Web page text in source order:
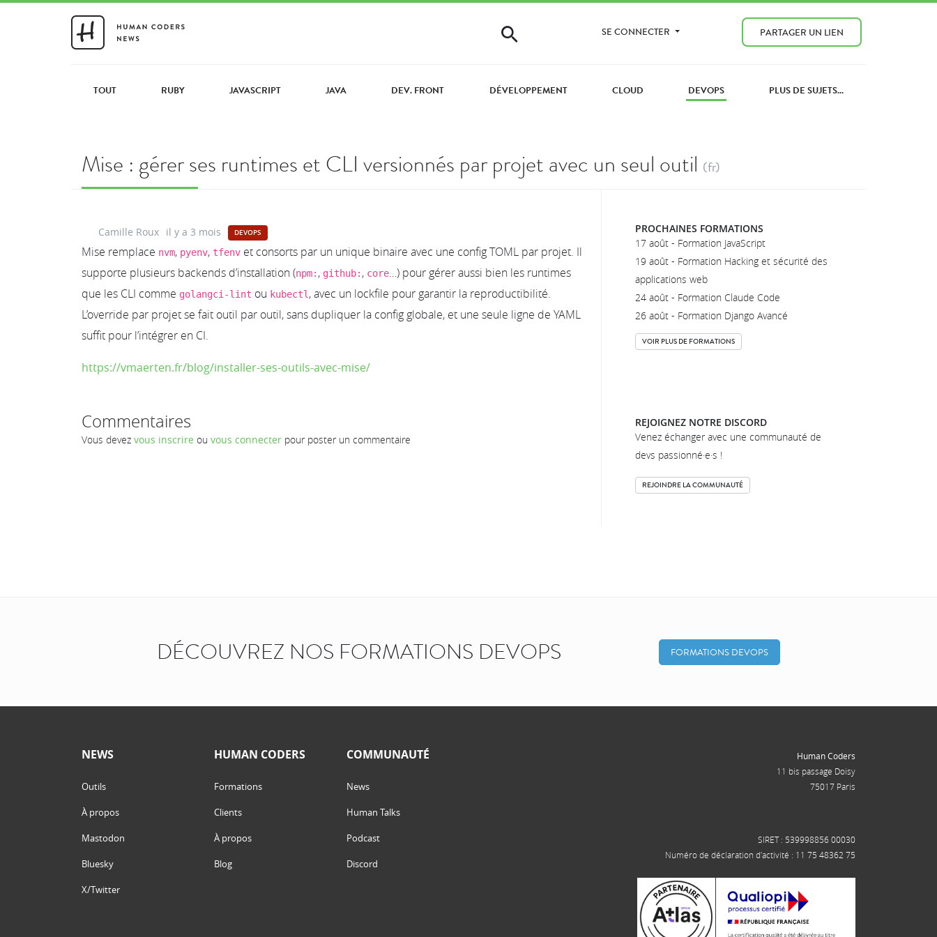
SE CONNECTER PARTAGER UN LIEN
TOUT RUBY JAVASCRIPT JAVA DEV. FRONT DÉVELOPPEMENT CLOUD DEVOPS PLUS DE SUJETS...
Mise : gérer ses runtimes et CLI versionnés par projet avec un seul outil (fr)
Camille Roux il y a 3 mois DEVOPS
Mise remplace nvm, pyenv, tfenv et consorts par un unique binaire avec une config TOML par projet. Il
supporte plusieurs backends d’installation (npm: , github: , core…) pour gérer aussi bien les runtimes
que les CLI comme golangci-lint ou kubectl , avec un lockfile pour garantir la reproductibilité.
L’override par projet se fait outil par outil, sans dupliquer la config globale, et une seule ligne de YAML
suffit pour l’intégrer en CI.
https://vmaerten.fr/blog/installer-ses-outils-avec-mise/
Commentaires
Vous devez vous inscrire ou vous connecter pour poster un commentaire
PROCHAINES FORMATIONS
17 août - Formation JavaScript
19 août - Formation Hacking et sécurité des
applications web
24 août - Formation Claude Code
26 août - Formation Django Avancé
VOIR PLUS DE FORMATIONS
REJOIGNEZ NOTRE DISCORD
Venez échanger avec une communauté de
devs passionné·e·s !
REJOINDRE LA COMMUNAUTÉ
DÉCOUVREZ NOS FORMATIONS DEVOPS FORMATIONS DEVOPS
NEWS
Outils
À propos
Mastodon
Bluesky
X/Twitter
HUMAN CODERS
Formations
Clients
À propos
Blog
COMMUNAUTÉ
News
Human Talks
Podcast
Discord
Human Coders
11 bis passage Doisy
75017 Paris
SIRET : 539998856 00030
Numéro de déclaration d'activité : 11 75 48362 75